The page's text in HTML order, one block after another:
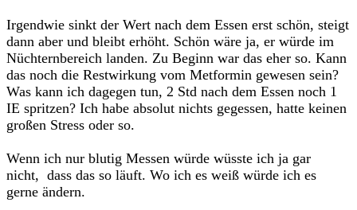
Irgendwie sinkt der Wert nach dem Essen erst schön, steigt
dann aber und bleibt erhöht. Schön wäre ja, er würde im
Nüchternbereich landen. Zu Beginn war das eher so. Kann
das noch die Restwirkung vom Metformin gewesen sein?
Was kann ich dagegen tun, 2 Std nach dem Essen noch 1
IE spritzen? Ich habe absolut nichts gegessen, hatte keinen
großen Stress oder so.
Wenn ich nur blutig Messen würde wüsste ich ja gar
nicht, dass das so läuft. Wo ich es weiß würde ich es
gerne ändern.